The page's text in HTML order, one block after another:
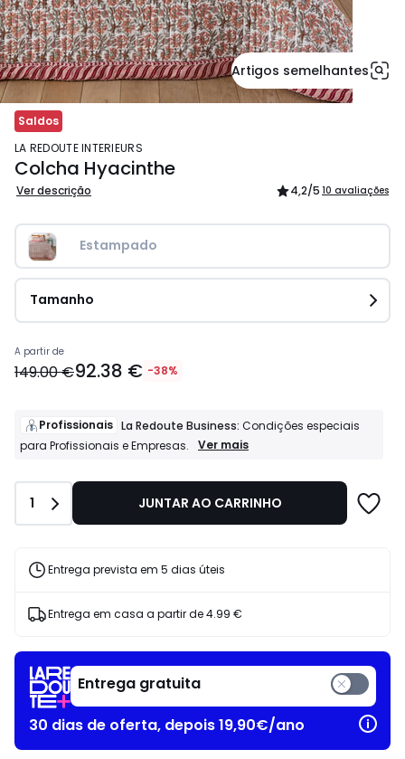
Artigos semelhantes
Saldos
LA REDOUTE INTERIEURS
Colcha Hyacinthe
Ver descrição 4,2/5 10 avaliações
Estampado
Tamanho
Preço
a
92.38
€
vez
149.00
de
aplicado.
A partir de
149.00 €92.38 € -38%
Profissionais La Redoute Business: Condições especiais
para Profissionais e Empresas.
Profissionais
Condições
e
Ver mais
Quantidade
1 JUNTAR AO CARRINHO
Entrega prevista em 5 dias úteis
Entrega em casa a partir de4.99 €
Entrega gratuita
30 dias de oferta, depois 19,90€/ano